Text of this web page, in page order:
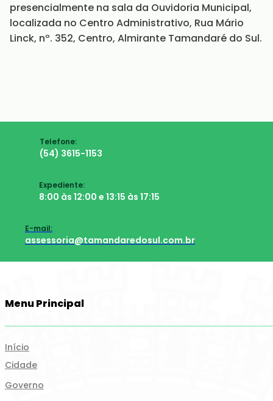
presencialmente na sala da Ouvidoria Municipal,
localizada no Centro Administrativo, Rua Mário
Linck, nº. 352, Centro, Almirante Tamandaré do Sul.
Telefone:
(54) 3615-1153
Expediente:
8:00 às 12:00 e 13:15 às 17:15
E-mail:
assessoria@tamandaredosul.com.br
Menu Principal
Início
Cidade
Governo